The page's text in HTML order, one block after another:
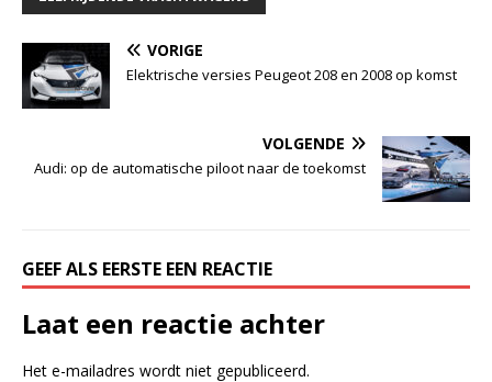
VORIGE
Elektrische versies Peugeot 208 en 2008 op komst
VOLGENDE
Audi: op de automatische piloot naar de toekomst
GEEF ALS EERSTE EEN REACTIE
Laat een reactie achter
Het e-mailadres wordt niet gepubliceerd.